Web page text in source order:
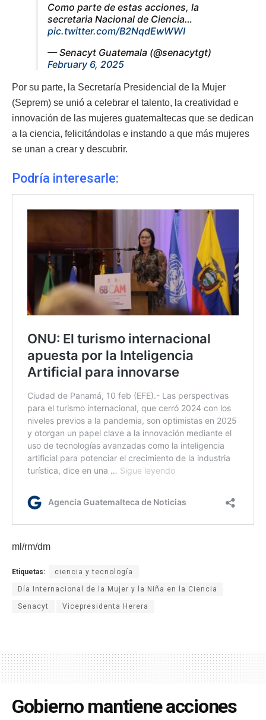
Como parte de estas acciones, la
secretaria Nacional de Ciencia…
pic.twitter.com/B2NqdEwWWI
— Senacyt Guatemala (@senacytgt)
February 6, 2025
Por su parte, la Secretaría Presidencial de la Mujer
(Seprem) se unió a celebrar el talento, la creatividad e
innovación de las mujeres guatemaltecas que se dedican
a la ciencia, felicitándolas e instando a que más mujeres
se unan a crear y descubrir.
Podría interesarle:
ml/rm/dm
Etiquetas: ciencia y tecnología
Día Internacional de la Mujer y la Niña en la Ciencia
Senacyt Vicepresidenta Herera
Gobierno mantiene acciones